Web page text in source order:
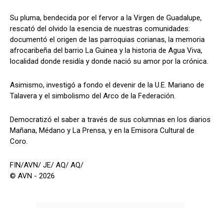
​Su pluma, bendecida por el fervor a la Virgen de Guadalupe,
rescató del olvido la esencia de nuestras comunidades:
documentó el origen de las parroquias corianas, la memoria
afrocaribeña del barrio La Guinea y la historia de Agua Viva,
localidad donde residía y donde nació su amor por la crónica.
Asimismo, investigó a fondo el devenir de la U.E. Mariano de
Talavera y el simbolismo del Arco de la Federación.
​Democratizó el saber a través de sus columnas en los diarios
Mañana, Médano y La Prensa, y en la Emisora Cultural de
Coro.
FIN/AVN/ JE/ AQ/ AQ/
© AVN - 2026